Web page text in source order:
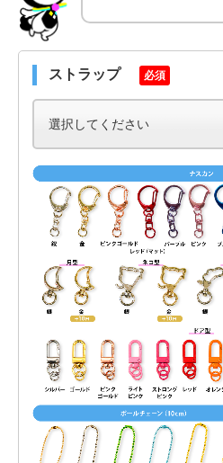
ストラップ 必須